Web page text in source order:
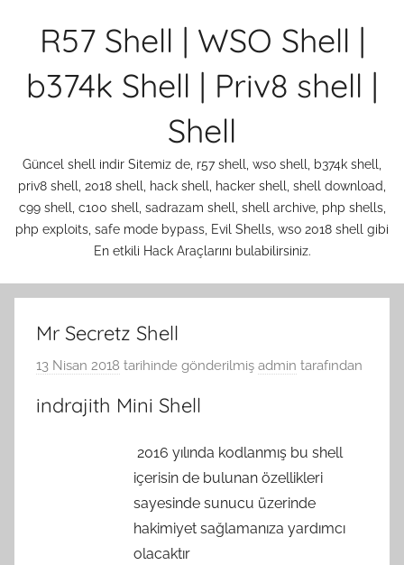
R57 Shell | WSO Shell |
b374k Shell | Priv8 shell |
Shell
Güncel shell indir Sitemiz de, r57 shell, wso shell, b374k shell,
priv8 shell, 2018 shell, hack shell, hacker shell, shell download,
c99 shell, c100 shell, sadrazam shell, shell archive, php shells,
php exploits, safe mode bypass, Evil Shells, wso 2018 shell gibi
En etkili Hack Araçlarını bulabilirsiniz.
Mr Secretz Shell
13 Nisan 2018 tarihinde gönderilmiş admin tarafından
indrajith Mini Shell
2016 yılında kodlanmış bu shell
içerisin de bulunan özellikleri
sayesinde sunucu üzerinde
hakimiyet sağlamanıza yardımcı
olacaktır